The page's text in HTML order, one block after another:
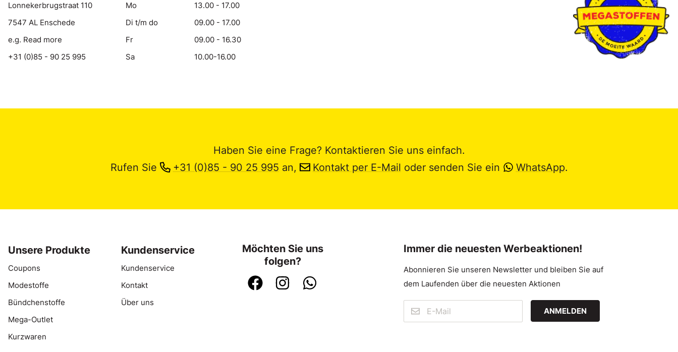
Lonnekerbrugstraat 110
7547 AL Enschede
e.g. Read more
+31 (0)85 - 90 25 995
Mo
13.00 - 17.00
Di t/m do
09.00 - 17.00
Fr
09.00 - 16.30
Sa
10.00-16.00
Haben Sie eine Frage? Kontaktieren Sie uns einfach.
Rufen Sie
+31 (0)85 - 90 25 995 an, Kontakt per E-Mail oder senden Sie ein WhatsApp.
Unsere Produkte
Coupons
Modestoffe
Bündchenstoffe
Mega-Outlet
Kurzwaren
Kundenservice
Kundenservice
Kontakt
Über uns
Möchten Sie uns
folgen?
Immer die neuesten Werbeaktionen!
Abonnieren Sie unseren Newsletter und bleiben Sie auf
dem Laufenden über die neuesten Aktionen
ANMELDEN